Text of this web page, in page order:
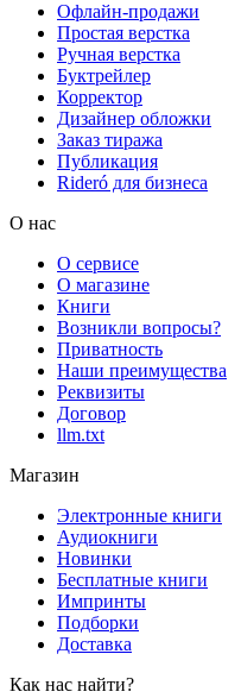
Офлайн-продажи
Простая верстка
Ручная верстка
Буктрейлер
Корректор
Дизайнер обложки
Заказ тиража
Публикация
Rideró для бизнеса
О нас
О сервисе
О магазине
Книги
Возникли вопросы?
Приватность
Наши преимущества
Реквизиты
Договор
llm.txt
Магазин
Электронные книги
Аудиокниги
Новинки
Бесплатные книги
Импринты
Подборки
Доставка
Как нас найти?